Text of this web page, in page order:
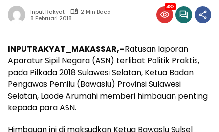
Input Rakyat
2 Min Baca
8 Februari 2018
483
INPUTRAKYAT_MAKASSAR,–Ratusan laporan
Aparatur Sipil Negara (ASN) terlibat Politik Praktis,
pada Pilkada 2018 Sulawesi Selatan, Ketua Badan
Pengawas Pemilu (Bawaslu) Provinsi Sulawesi
Selatan, Laode Arumahi memberi himbauan penting
kepada para ASN.
Himbauan ini di maksudkan Ketua Bawaslu Sulsel